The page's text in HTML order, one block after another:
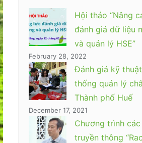
Hội thảo “Nâng
đánh giá dữ liệu
và quản lý HSE”
February 28, 2022
Đánh giá kỹ
thống quản lý
Thành phố Huế
December 17, 2021
Chương trình
truyền thông